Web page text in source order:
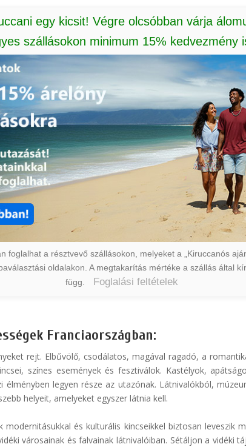
egy kicsit! Végre olcsóbban várja
szállásokon minimum 15% kedvezmény
foglalhat a résztvevő szállásokon, melyeket a „Kiruccanós
oldalakon. A megtakarítás mértéke a szállás által
függ.
Foglalási feltételek
Franciaországban:
rejt. Elbűvölő, csodálatos, magával ragadó, a
színes események és fesztiválok. Kastélyok,
legyen része az utazónak. Látnivalókból,
helyeit, amelyeket egyszer látnia kell.
és kulturális kincseikkel biztosan
városainak és falvainak látnivalóiban. Sétáljon a vidéki